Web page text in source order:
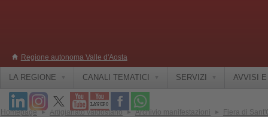
Regione autonoma Valle d'Aosta
LA REGIONE CANALI TEMATICI SERVIZI AVVISI
Homepage Artigianato valdostano Archivio manifestazioni Fiera di